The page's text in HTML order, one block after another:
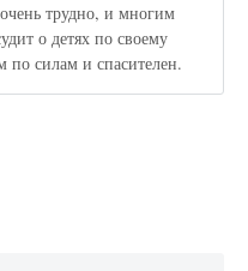
трудно, и многим
о детях по своему
по силам и спасителен.